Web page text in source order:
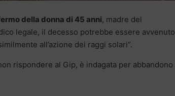
della donna di 45 anni, madre del
legale, il decesso potrebbe essere avvenuto
all’azione dei raggi solari”.
rispondere al Gip, è indagata per abbandono